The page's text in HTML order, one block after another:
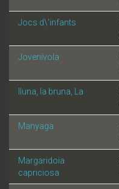
Jocs d\'infants
Jovenívola
lluna, la bruna, La
Manyaga
Margaridoia
capriciosa